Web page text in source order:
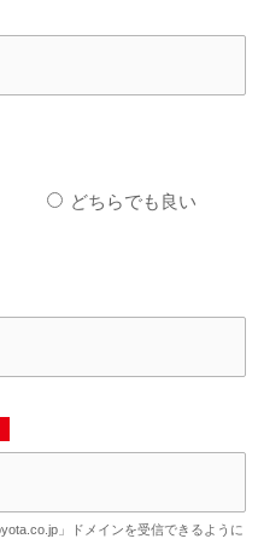
どちらでも良い
」ドメインを受信できるように